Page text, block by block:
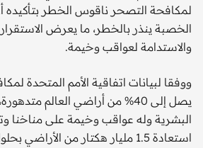
لمكافحة التصحر ناقوس الخطر بتأكيده
الخصبة ينذر بالخطر، ما يعرض الاستقرار
والاستدامة لعواقب وخيمة.
ووفقا لبيانات اتفاقية الأمم المتحدة
يصل إلى 40% من أراضي العالم
البشرية وله عواقب وخيمة على مناخنا